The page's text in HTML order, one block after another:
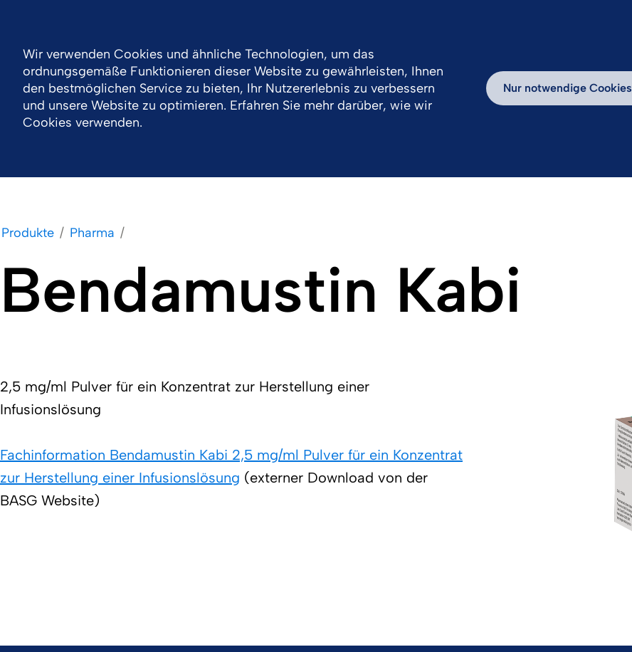
Unternehmen Portfolio Produkte Verantwortung Karriere Erfolgsgeschichten
Produkte Pharma
Bendamustin Kabi
2,5 mg/ml Pulver für ein Konzentrat zur Herstellung einer
Infusionslösung
Fachinformation Bendamustin Kabi 2,5 mg/ml Pulver für ein Konzentrat
zur Herstellung einer Infusionslösung (externer Download von der
BASG Website)
Wir verwenden Cookies und ähnliche Technologien, um das
ordnungsgemäße Funktionieren dieser Website zu gewährleisten, Ihnen
den bestmöglichen Service zu bieten, Ihr Nutzererlebnis zu verbessern
und unsere Website zu optimieren. Erfahren Sie mehr darüber, wie wir
Cookies verwenden.
Nur notwendige Cookies